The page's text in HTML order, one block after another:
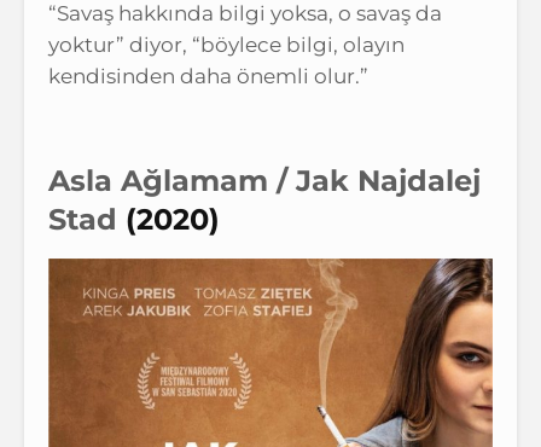
“Savaş hakkında bilgi yoksa, o savaş da
yoktur” diyor, “böylece bilgi, olayın
kendisinden daha önemli olur.”
Asla Ağlamam / Jak Najdalej
Stad (2020)